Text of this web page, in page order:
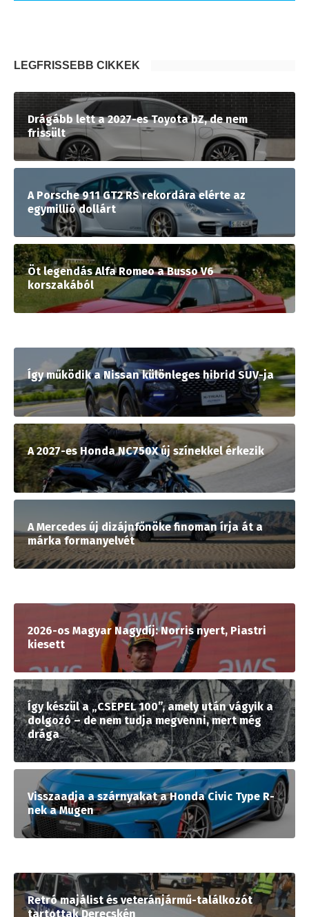
LEGFRISSEBB CIKKEK
Drágább lett a 2027-es Toyota bZ, de nem
frissült
A Porsche 911 GT2 RS rekordára elérte az
egymillió dollárt
Öt legendás Alfa Romeo a Busso V6
korszakából
Így működik a Nissan különleges hibrid SUV-ja
A 2027-es Honda NC750X új színekkel érkezik
A Mercedes új dizájnfőnöke finoman írja át a
márka formanyelvét
2026-os Magyar Nagydíj: Norris nyert, Piastri
kiesett
Így készül a „CSEPEL 100”, amely után vágyik a
dolgozó – de nem tudja megvenni, mert még
drága
Visszaadja a szárnyakat a Honda Civic Type R-
nek a Mugen
Retró majálist és veteránjármű-találkozót
tartottak Derecskén